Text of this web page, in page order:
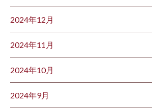
2024年12月
2024年11月
2024年10月
2024年9月